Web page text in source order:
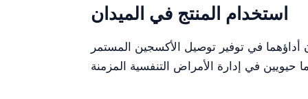
استخدام المنتج في الميدان
أداؤهما في توفير توصيل الأكسجين المستمر